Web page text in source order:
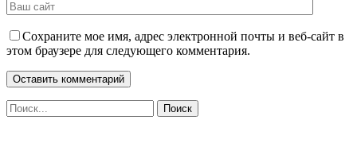
Сохраните мое имя, адрес электронной почты и веб-сайт в
этом браузере для следующего комментария.